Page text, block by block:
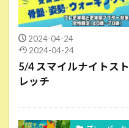
2024-04-24
2024-04-24
5/4 スマイルナイトスト
レッチ